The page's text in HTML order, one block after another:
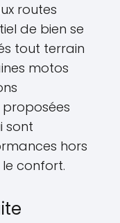
routes
de bien se
tout terrain
motos
sont
hors
confort.